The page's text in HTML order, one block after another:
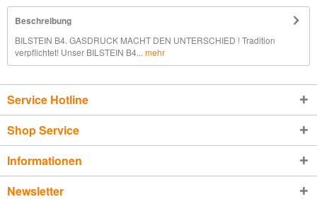
Beschreibung
BILSTEIN B4. GASDRUCK MACHT DEN UNTERSCHIED ! Tradition
verpflichtet! Unser BILSTEIN B4... mehr
Service Hotline
Shop Service
Informationen
Newsletter